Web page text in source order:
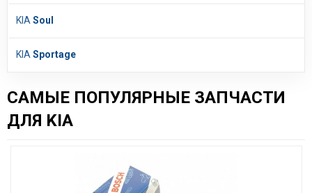
KIA Soul
KIA Sportage
САМЫЕ ПОПУЛЯРНЫЕ ЗАПЧАСТИ
ДЛЯ KIA